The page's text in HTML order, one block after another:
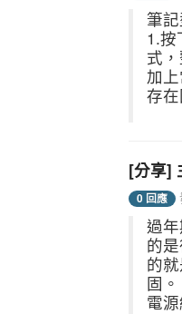
筆
1.按
式
加
存
[分享]
0 回應
過
的
的
固
電